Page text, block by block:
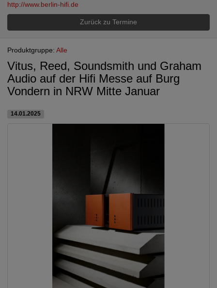
http://www.berlin-hifi.de
Zurück zu Termine
Produktgruppe: Alle
Vitus, Reed, Soundsmith und Graham
Audio auf der Hifi Messe auf Burg
Vondern in NRW Mitte Januar
14.01.2025